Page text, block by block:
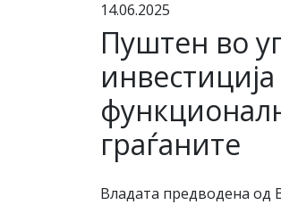
14.06.2025
Пуштен во
граѓаните
Владата предводена